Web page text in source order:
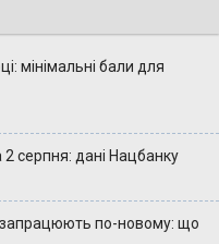
мінімальні бали для
серпня: дані Нацбанку
запрацюють по-новому: що